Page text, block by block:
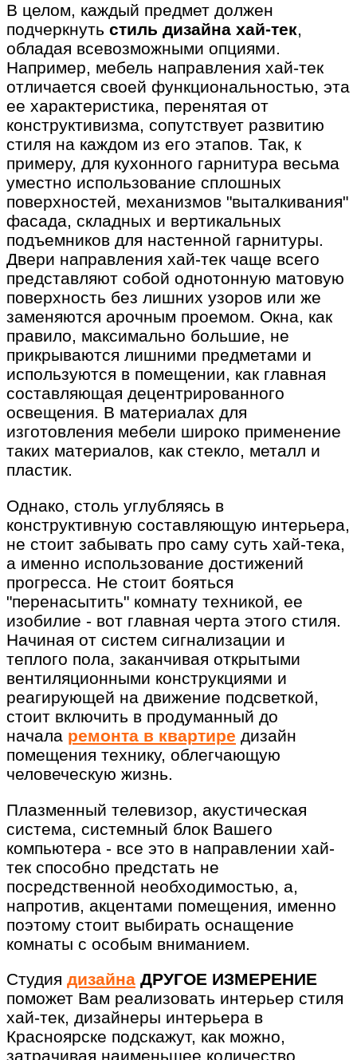
В целом, каждый предмет должен
подчеркнуть стиль дизайна хай-тек,
обладая всевозможными опциями.
Например, мебель направления хай-тек
отличается своей функциональностью, эта
ее характеристика, перенятая от
конструктивизма, сопутствует развитию
стиля на каждом из его этапов. Так, к
примеру, для кухонного гарнитура весьма
уместно использование сплошных
поверхностей, механизмов "выталкивания"
фасада, складных и вертикальных
подъемников для настенной гарнитуры.
Двери направления хай-тек чаще всего
представляют собой однотонную матовую
поверхность без лишних узоров или же
заменяются арочным проемом. Окна, как
правило, максимально большие, не
прикрываются лишними предметами и
используются в помещении, как главная
составляющая децентрированного
освещения. В материалах для
изготовления мебели широко применение
таких материалов, как стекло, металл и
пластик.
Однако, столь углубляясь в
конструктивную составляющую интерьера,
не стоит забывать про саму суть хай-тека,
а именно использование достижений
прогресса. Не стоит бояться
"перенасытить" комнату техникой, ее
изобилие - вот главная черта этого стиля.
Начиная от систем сигнализации и
теплого пола, заканчивая открытыми
вентиляционными конструкциями и
реагирующей на движение подсветкой,
стоит включить в продуманный до
начала ремонта в квартире дизайн
помещения технику, облегчающую
человеческую жизнь.
Плазменный телевизор, акустическая
система, системный блок Вашего
компьютера - все это в направлении хай-
тек способно предстать не
посредственной необходимостью, а,
напротив, акцентами помещения, именно
поэтому стоит выбирать оснащение
комнаты с особым вниманием.
Студия дизайна ДРУГОЕ ИЗМЕРЕНИЕ
поможет Вам реализовать интерьер стиля
хай-тек, дизайнеры интерьера в
Красноярске подскажут, как можно,
затрачивая наименьшее количество